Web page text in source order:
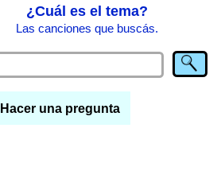
¿Cuál es el tema?
Las canciones que buscás.
Hacer una pregunta